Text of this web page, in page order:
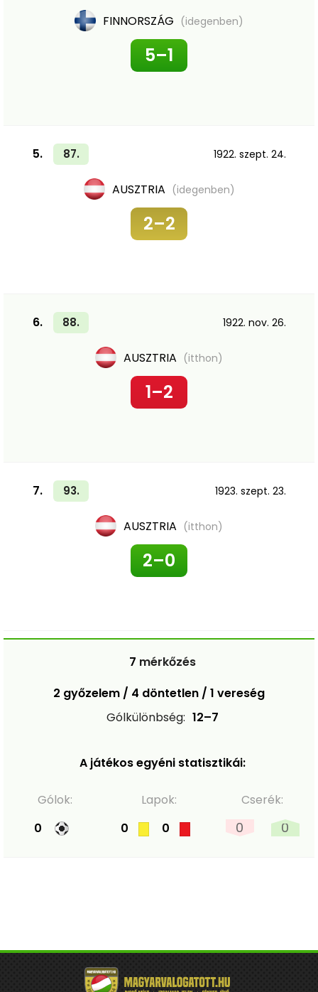
FINNORSZÁG (idegenben)
5–1
5. 87. 1922. szept. 24.
AUSZTRIA (idegenben)
2–2
6. 88. 1922. nov. 26.
AUSZTRIA (itthon)
1–2
7. 93. 1923. szept. 23.
AUSZTRIA (itthon)
2–0
7 mérkőzés
2 győzelem / 4 döntetlen / 1 vereség
Gólkülönbség: 12–7
A játékos egyéni statisztikái:
Gólok:
0
Lapok:
0
0
Cserék:
0 0